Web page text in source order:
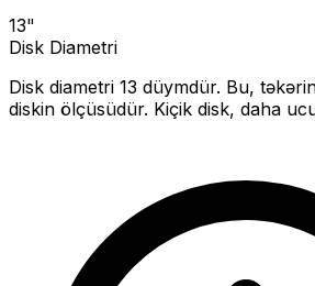
13"
Disk Diametri
Disk diametri 13 düymdür. Bu,
diskin ölçüsüdür. Kiçik disk, daha